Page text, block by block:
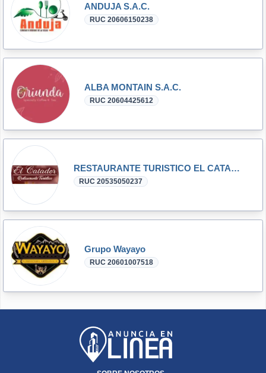
ANDUJA S.A.C.
RUC 20606150238
ALBA MONTAIN S.A.C.
RUC 20604425612
RESTAURANTE TURISTICO EL CATADOR S.R.L.
RUC 20535050237
Grupo Wayayo
RUC 20601007518